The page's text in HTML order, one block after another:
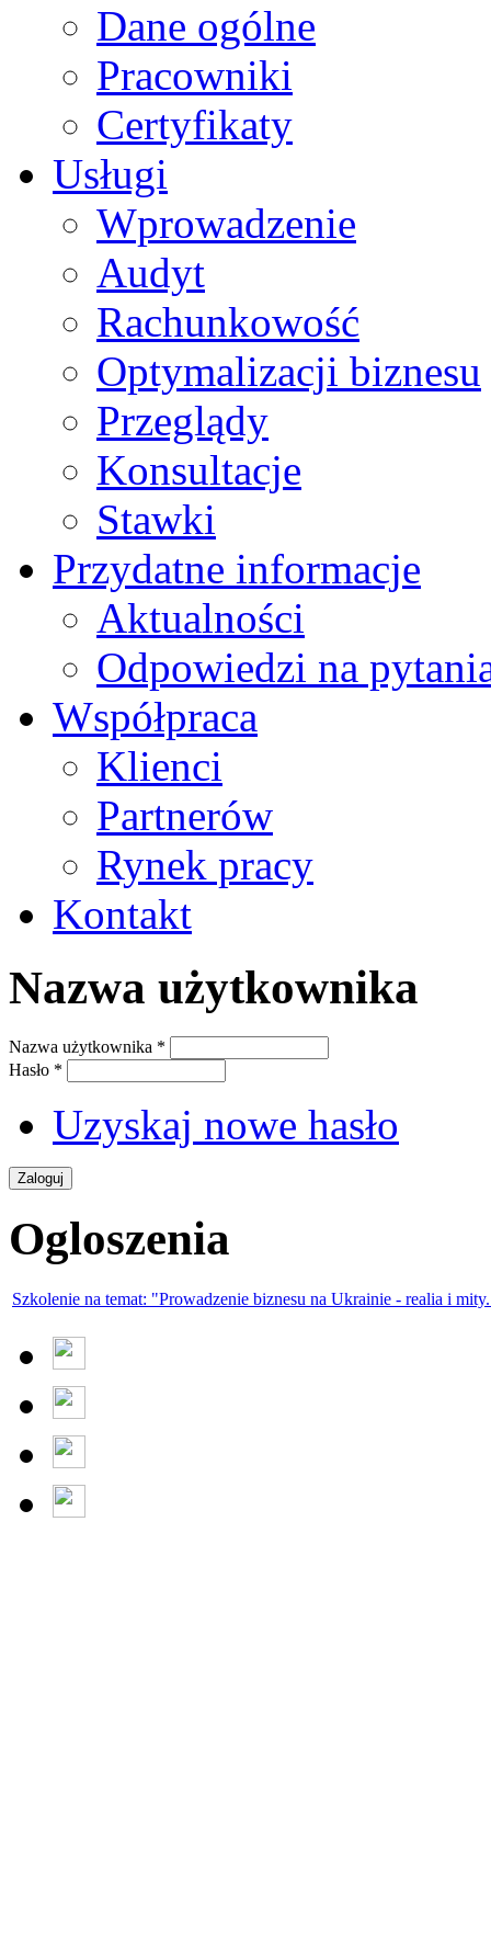
Dane ogólne
Pracowniki
Certyfikaty
Usługi
Wprowadzenie
Audyt
Rachunkowość
Optymalizacji biznesu
Przeglądy
Konsultacje
Stawki
Przydatne informacje
Aktualności
Odpowiedzi na
Współpraca
Klienci
Partnerów
Rynek pracy
Kontakt
Nazwa użytkownika
Nazwa użytkownika *
Hasło *
Uzyskaj nowe hasło
Ogloszenia
Szkolenie na temat: "Prowadzenie biznesu na Ukrainie - realia i